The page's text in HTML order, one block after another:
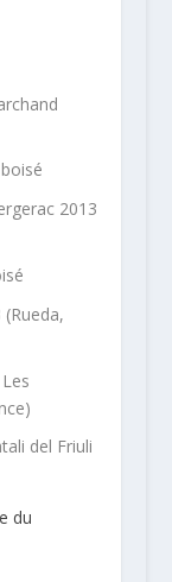
2013
del Friuli
du